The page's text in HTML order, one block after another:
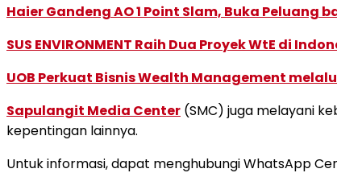
Haier Gandeng AO 1 Point Slam, Buka
SUS ENVIRONMENT Raih Dua Proyek WtE di
UOB Perkuat Bisnis Wealth Management
Sapulangit Media Center (SMC) juga melayani
kepentingan lainnya.
Untuk informasi, dapat menghubungi WhatsApp